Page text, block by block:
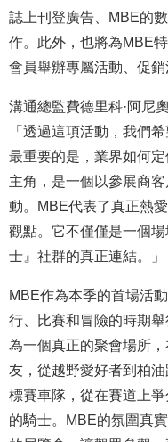
誌上刊登廣告、MBE的
作。此外，也將為MBE
會員舉辦專屬活動、促銷
溝通總監費德里科·阿尼
「透過這項活動，我們
最重要的是，業界如何
主角，是一個以參展商
動。MBE代表了真正熱
觀點。它不僅僅是一個
士』社群的真正連結。」
MBE作為本季的首場活
行、比賽和冒險的時期
為一個真正的聚會場所
友，從越野愛好者到柏
標賽車隊，從在賽道上
的騎士。MBE的氛圍真